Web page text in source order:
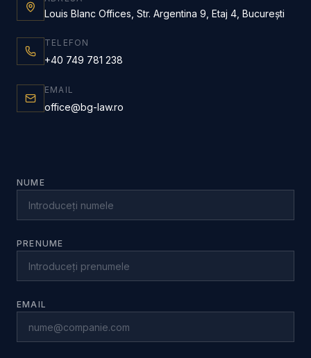
Louis Blanc Offices, Str. Argentina 9, Etaj 4, București
TELEFON
+40 749 781 238
EMAIL
office@bg-law.ro
NUME
PRENUME
EMAIL